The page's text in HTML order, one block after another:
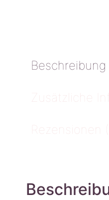
Beschreibung
Zusätzliche
Rezensionen